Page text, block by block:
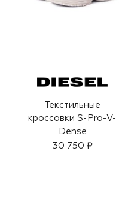
Текстильные
кроссовки S-Pro-V-
Dense
30 750 ₽